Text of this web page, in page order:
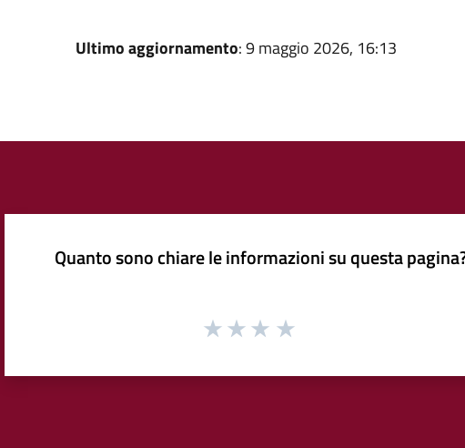
Ultimo aggiornamento: 9 maggio 2026, 16:13
Quanto sono chiare le informazioni su questa